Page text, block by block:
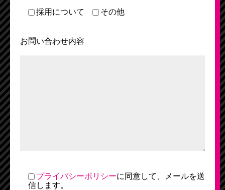
採用について
その他
お問い合わせ内容
プライバシーポリシーに同意して、メールを送
信します。